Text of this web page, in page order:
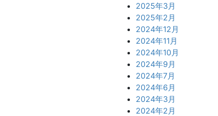
2025年3月
2025年2月
2024年12月
2024年11月
2024年10月
2024年9月
2024年7月
2024年6月
2024年3月
2024年2月